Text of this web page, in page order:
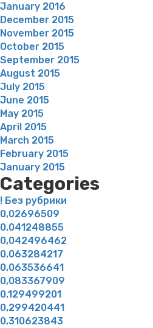
January 2016
December 2015
November 2015
October 2015
September 2015
August 2015
July 2015
June 2015
May 2015
April 2015
March 2015
February 2015
January 2015
Categories
! Без рубрики
0,02696509
0,041248855
0,042496462
0,063284217
0,063536641
0,083367909
0,129499201
0,299420441
0,310623843